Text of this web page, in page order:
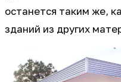
останется таким же,
зданий из других